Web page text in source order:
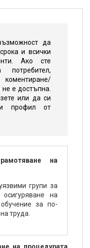
да
и всички
Ако сте
е достъпна.
или да си
профил от
на
групи за
на
за по-
труда.